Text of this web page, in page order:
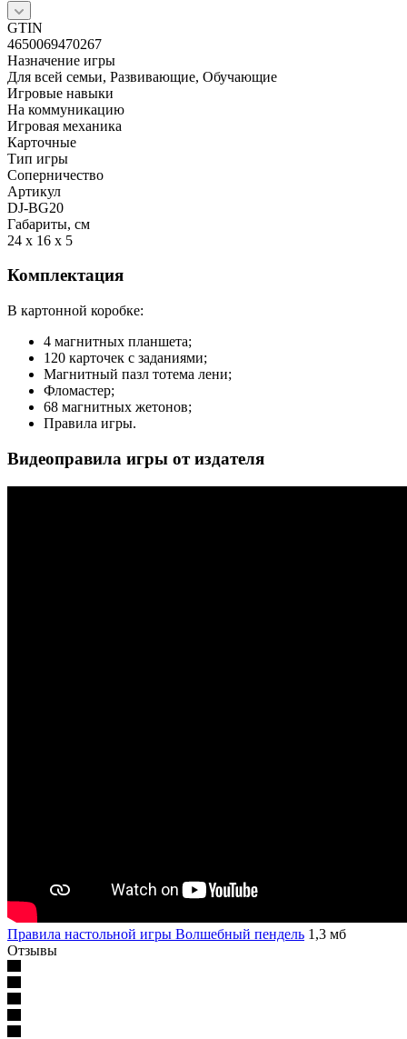
GTIN
4650069470267
Назначение игры
Для всей семьи, Развивающие, Обучающие
Игровые навыки
На коммуникацию
Игровая механика
Карточные
Тип игры
Соперничество
Артикул
DJ-BG20
Габариты, см
24 x 16 x 5
Комплектация
В картонной коробке:
4 магнитных планшета;
120 карточек с заданиями;
Магнитный пазл тотема лени;
Фломастер;
68 магнитных жетонов;
Правила игры.
Видеоправила игры от издателя
Правила настольной игры Волшебный пендель 1,3 мб
Отзывы